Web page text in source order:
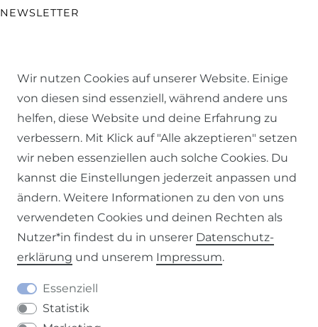
NEWSLETTER
ALLGEMEINE FRAGEN
WUNSCHLÄNGE ERMITTELN
PFLEGE- & WASCHANLEITUNG
GARDINEN-RATGEBER
SCHÖNER LEBEN. RATGEBER
Wir nutzen Cookies auf unserer Website. Einige
von diesen sind essenziell, während andere uns
helfen, diese Website und deine Erfahrung zu
verbessern. Mit Klick auf "Alle akzeptieren" setzen
wir neben essenziellen auch solche Cookies. Du
kannst die Einstellungen jederzeit anpassen und
ändern. Weitere Informationen zu den von uns
verwendeten Cookies und deinen Rechten als
Nutzer*in findest du in unserer Daten­schutz­
erklärung und unserem Impressum.
Essenziell
Statistik